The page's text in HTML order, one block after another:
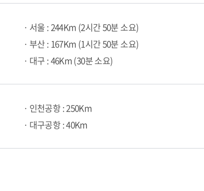
· 서울 : 244Km (2시간 50분 소요)
· 부산 : 167Km (1시간 50분 소요)
· 대구 : 46Km (30분 소요)
· 인천공항 : 250Km
· 대구공항 : 40Km